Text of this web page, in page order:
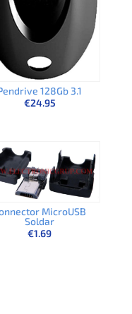
128Gb 3.1
€24.95
MicroUSB
Soldar
€1.69